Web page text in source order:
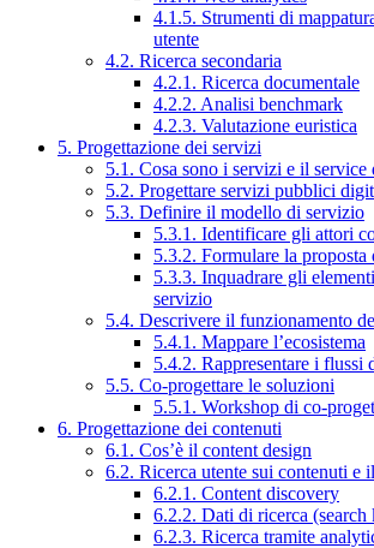
4.1.5. Strumenti di
utente
4.2. Ricerca secondaria
4.2.1. Ricerca documentale
4.2.2. Analisi benchmark
4.2.3. Valutazione euristica
5. Progettazione dei servizi
5.1. Cosa sono i servizi e il service
5.2. Progettare servizi pubblici
5.3. Definire il modello di servizio
5.3.1. Identificare gli attori
5.3.2. Formulare la proposta
5.3.3. Inquadrare gli
servizio
5.4. Descrivere il funzionamento
5.4.1. Mappare l’ecosistema
5.4.2. Rappresentare i flussi
5.5. Co-progettare le soluzioni
5.5.1. Workshop di co-
6. Progettazione dei contenuti
6.1. Cos’è il content design
6.2. Ricerca utente sui contenuti e
6.2.1. Content discovery
6.2.2. Dati di ricerca (search
6.2.3. Ricerca tramite